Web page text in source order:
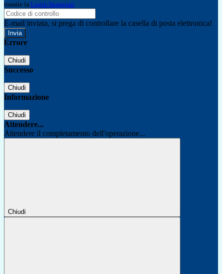
tramite la Login Spaggiari
E-mail inviata, si prega di controllare la casella di posta elettronica!
Errore
Chiudi
Successo
Chiudi
Informazione
Chiudi
Attendere...
Attendere il completamento dell'operazione...
Chiudi